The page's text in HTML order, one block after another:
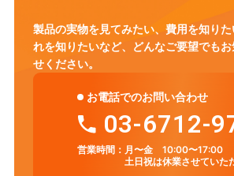
製品の実物を見てみたい、費用を知り
れを知りたいなど、
どんなご要望でも
せください。
お電話でのお問い合わせ
03-6712-
営業時間： 月〜金 10:00〜17:00
土日祝は休業させていた